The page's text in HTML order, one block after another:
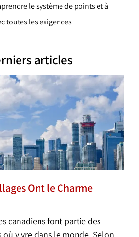
le système de points et à
toutes les exigences
articles
Ont le Charme
canadiens font partie des
vivre dans le monde. Selon